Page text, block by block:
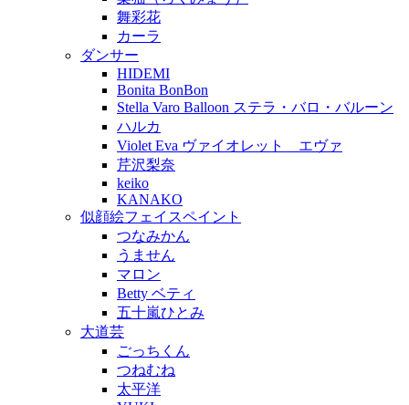
舞彩花
カーラ
ダンサー
HIDEMI
Bonita BonBon
Stella Varo Balloon ステラ・バロ・バルーン
ハルカ
Violet Eva ヴァイオレット エヴァ
芹沢梨奈
keiko
KANAKO
似顔絵フェイスペイント
つなみかん
うません
マロン
Betty ベティ
五十嵐ひとみ
大道芸
ごっちくん
つねむね
太平洋